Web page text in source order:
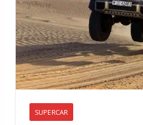
SUPERCAR